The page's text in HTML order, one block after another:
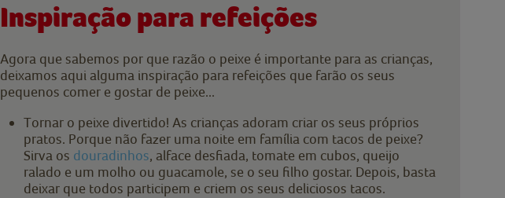
Inspiração para refeições
Agora que sabemos por que razão o peixe é importante para as crianças,
deixamos aqui alguma inspiração para refeições que farão os seus
pequenos comer e gostar de peixe...
Tornar o peixe divertido! As crianças adoram criar os seus próprios
pratos. Porque não fazer uma noite em família com tacos de peixe?
Sirva os douradinhos, alface desfiada, tomate em cubos, queijo
ralado e um molho ou guacamole, se o seu filho gostar. Depois, basta
deixar que todos participem e criem os seus deliciosos tacos.